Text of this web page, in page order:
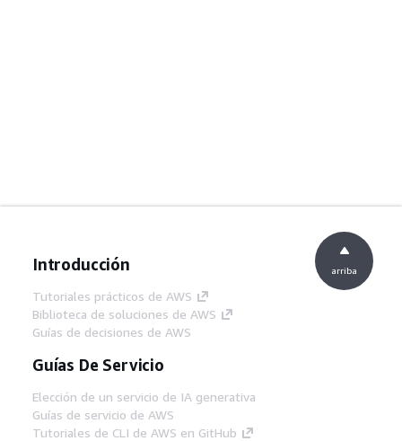
Introducción
Tutoriales prácticos de AWS
Biblioteca de soluciones de AWS
Guías de decisiones de AWS
Guías De Servicio
Elección de un servicio de IA generativa
Guías de servicio de AWS
Tutoriales de CLI de AWS en GitHub
arriba